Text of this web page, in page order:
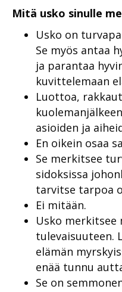
Mitä usko sinulle
Usko on
Se myös antaa
ja parantaa
kuvittelemaan
Luottoa,
asioiden ja
En oikein osaa
Se merkitsee
sidoksissa
tarvitse tarpoa
Ei mitään.
Usko merkitsee
tulevaisuuteen.
elämän
enää tunnu
Se on